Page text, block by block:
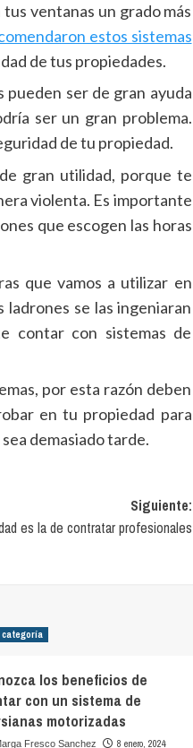
ventanas un grado más
estos sistemas
de tus propiedades.
pueden ser de gran ayuda
ser un gran problema.
de tu propiedad.
gran utilidad, porque te
violenta. Es importante
que escogen las horas
que vamos a utilizar en
ladrones se las ingeniaran
contar con sistemas de
por esta razón deben
en tu propiedad para
demasiado tarde.
Siguiente:
es la de contratar profesionales
los beneficios de
con un sistema de
motorizadas
Fresco Sanchez 8 enero, 2024